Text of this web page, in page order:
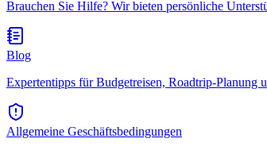
Brauchen Sie Hilfe? Wir bieten persönliche
Blog
Expertentipps für Budgetreisen, Roadtrip-Planung
Allgemeine Geschäftsbedingungen